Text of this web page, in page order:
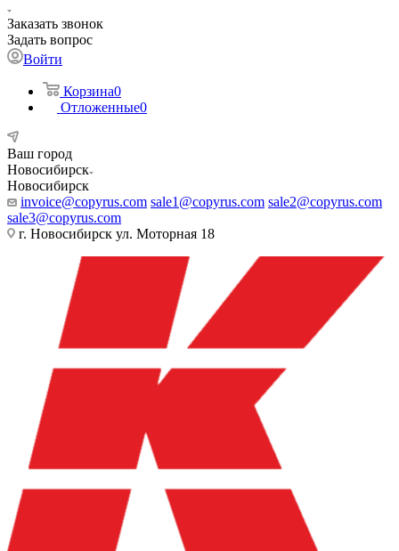
Заказать звонок
Задать вопрос
Войти
Корзина0
Отложенные0
Ваш город
Новосибирск
Новосибирск
invoice@copyrus.com sale1@copyrus.com sale2@copyrus.com
sale3@copyrus.com
г. Новосибирск ул. Моторная 18